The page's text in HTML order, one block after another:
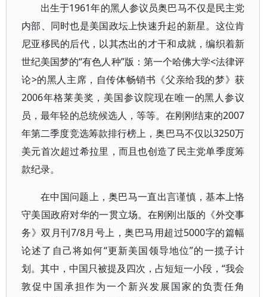
出生于1961年的黑人参议员奥巴马不仅是民主党
内部、同时也是美国政坛上快速升起的新星。这位肯
尼亚移民的后代，以其杰出的才干和成就，编织着新
世纪美国梦的“有色人种”版：第一个哈佛大学<法律评
论>的黑人主席，自传体畅销书《父亲给我的梦》获
2006年格莱美奖，美国参议院现在唯一的黑人参议
员，最年轻的总统候选人，等等。在刚刚结束的2007
年第二季度竞选筹款排行榜上，奥巴马不仅以3250万
美元首次超过希拉里，而且也创造了民主党单季度筹
款纪录。
在中国问题上，奥巴马一直出言谨慎，基本上恪
守美国政府对华的一贯立场。在刚刚出版的《外交事
务》双月刊7/8月号上，奥巴马用超过5000字的篇幅
论述了自己将如何“更新美国领导地位”的一揽子计
划。其中，中国只被提及四次，占短短一小段，“我会
敦促中国承担作为一个新兴发展国家的负责任角